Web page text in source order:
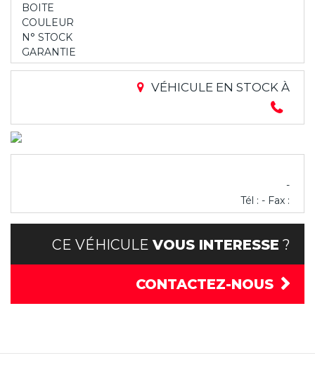
BOITE
COULEUR
N° STOCK
GARANTIE
VÉHICULE EN STOCK À
-
Tél : - Fax :
CE VÉHICULE VOUS INTERESSE ?
CONTACTEZ-NOUS